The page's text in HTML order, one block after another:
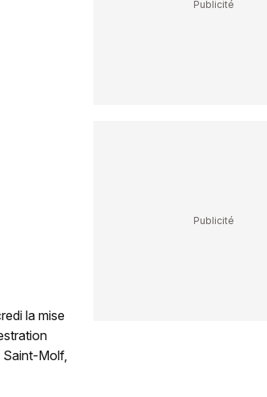
la mise
Saint-Molf,